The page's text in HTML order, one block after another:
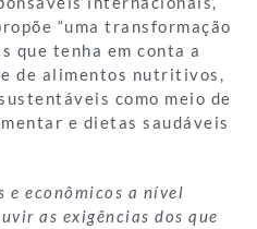
“uma transformação
que tenha em conta a
de alimentos nutritivos,
como meio de
e dietas saudáveis
e econômicos a nível
as exigências dos que